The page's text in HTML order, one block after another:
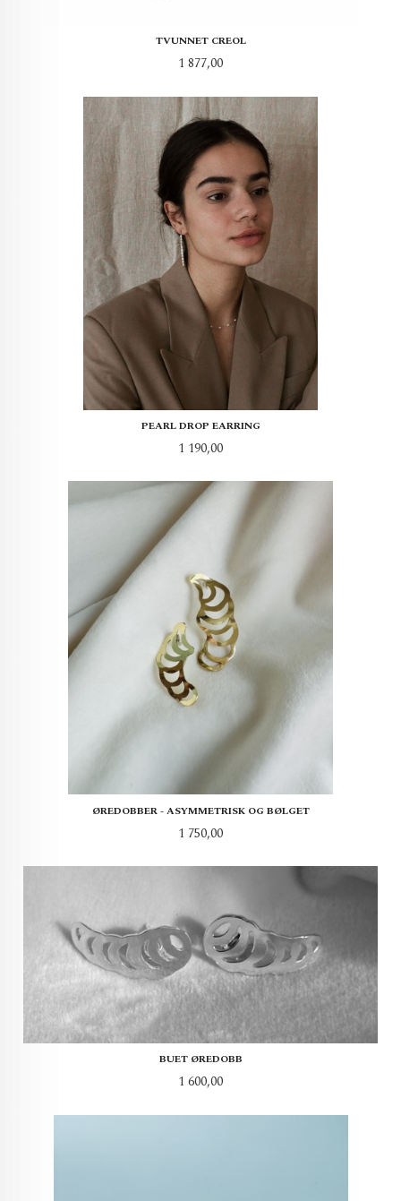
TVUNNET CREOL
Pris
1 877,00
PEARL DROP EARRING
Pris
1 190,00
ØREDOBBER - ASYMMETRISK OG BØLGET
Pris
1 750,00
BUET ØREDOBB
Pris
1 600,00